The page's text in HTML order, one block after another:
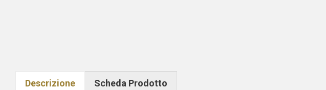
Descrizione Scheda Prodotto